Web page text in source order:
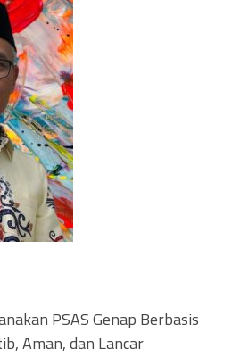
PSAS Genap Berbasis
Aman, dan Lancar